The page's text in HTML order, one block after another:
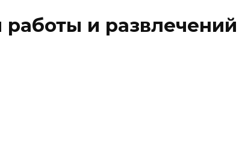
и развлечений